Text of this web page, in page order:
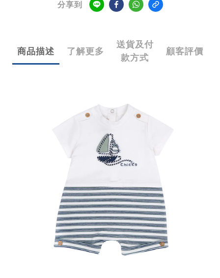
分享到
商品描述 了解更多
送貨及付
款方式
顧客評價